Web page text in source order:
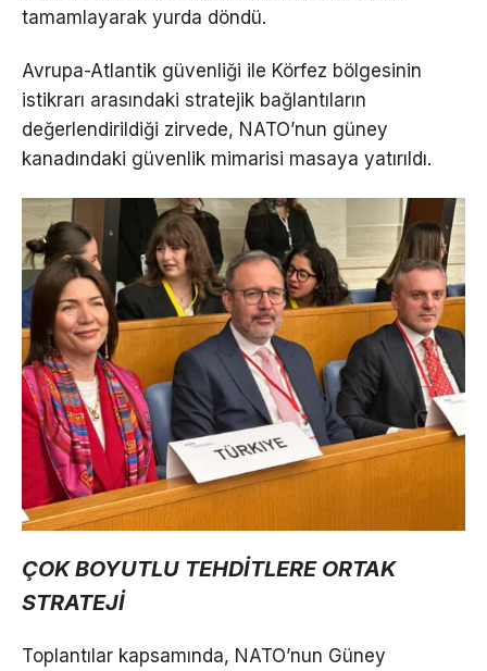
tamamlayarak yurda döndü.
Avrupa-Atlantik güvenliği ile Körfez bölgesinin
istikrarı arasındaki stratejik bağlantıların
değerlendirildiği zirvede, NATO’nun güney
kanadındaki güvenlik mimarisi masaya yatırıldı.
ÇOK BOYUTLU TEHDİTLERE ORTAK
STRATEJİ
Toplantılar kapsamında, NATO’nun Güney